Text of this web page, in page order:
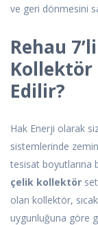
ve geri dönmesini
Rehau
Kollektör
Edilir?
Hak Enerji olarak
sistemlerinde
tesisat boyutlarına
çelik kollektör
olan kollektör,
uygunluğuna göre